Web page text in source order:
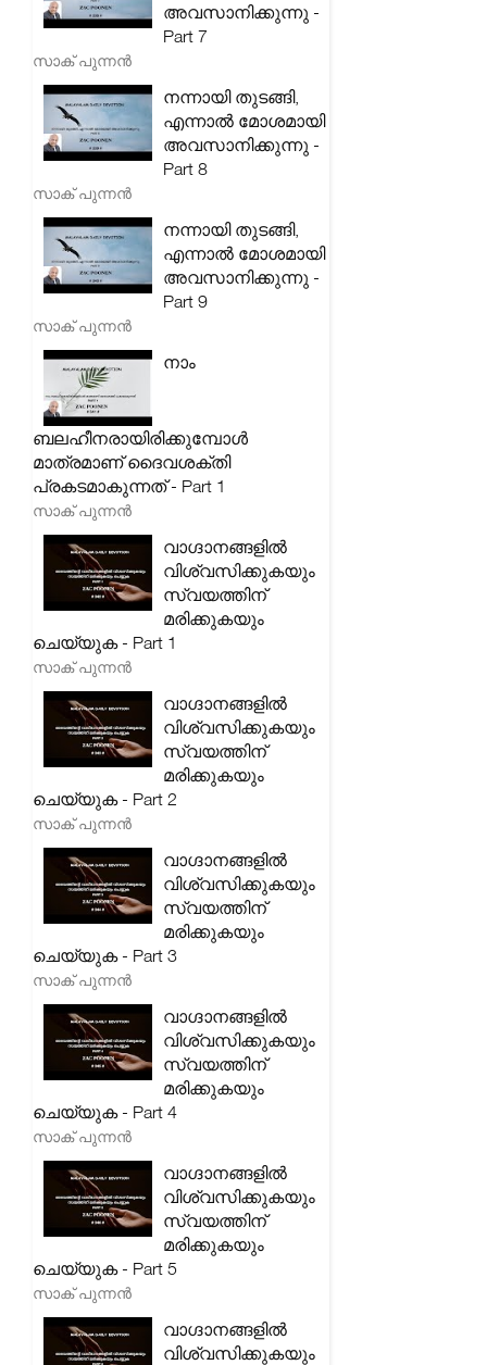
അവസാനിക്കുന്നു -
Part 7
സാക് പുന്നൻ
നന്നായി തുടങ്ങി,
എന്നാൽ മോശമായി
അവസാനിക്കുന്നു -
Part 8
സാക് പുന്നൻ
നന്നായി തുടങ്ങി,
എന്നാൽ മോശമായി
അവസാനിക്കുന്നു -
Part 9
സാക് പുന്നൻ
നാം
ബലഹീനരായിരിക്കുമ്പോൾ
മാത്രമാണ് ദൈവശക്തി
പ്രകടമാകുന്നത് - Part 1
സാക് പുന്നൻ
വാഗ്ദാനങ്ങളിൽ
വിശ്വസിക്കുകയും
സ്വയത്തിന്
മരിക്കുകയും
ചെയ്യുക - Part 1
സാക് പുന്നൻ
വാഗ്ദാനങ്ങളിൽ
വിശ്വസിക്കുകയും
സ്വയത്തിന്
മരിക്കുകയും
ചെയ്യുക - Part 2
സാക് പുന്നൻ
വാഗ്ദാനങ്ങളിൽ
വിശ്വസിക്കുകയും
സ്വയത്തിന്
മരിക്കുകയും
ചെയ്യുക - Part 3
സാക് പുന്നൻ
വാഗ്ദാനങ്ങളിൽ
വിശ്വസിക്കുകയും
സ്വയത്തിന്
മരിക്കുകയും
ചെയ്യുക - Part 4
സാക് പുന്നൻ
വാഗ്ദാനങ്ങളിൽ
വിശ്വസിക്കുകയും
സ്വയത്തിന്
മരിക്കുകയും
ചെയ്യുക - Part 5
സാക് പുന്നൻ
വാഗ്ദാനങ്ങളിൽ
വിശ്വസിക്കുകയും